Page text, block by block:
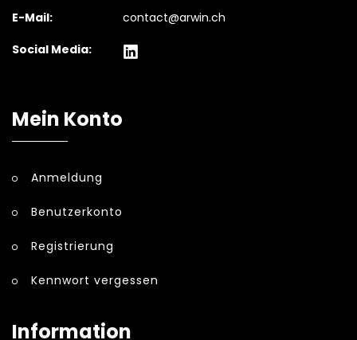
E-Mail:
contact@arwin.ch
Social Media:
Mein Konto
Anmeldung
Benutzerkonto
Registrierung
Kennwort vergessen
Information